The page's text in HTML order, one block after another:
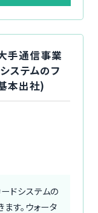
手通信事業
ステムのフ
本出社)
ドシステムの
す。ウォータ